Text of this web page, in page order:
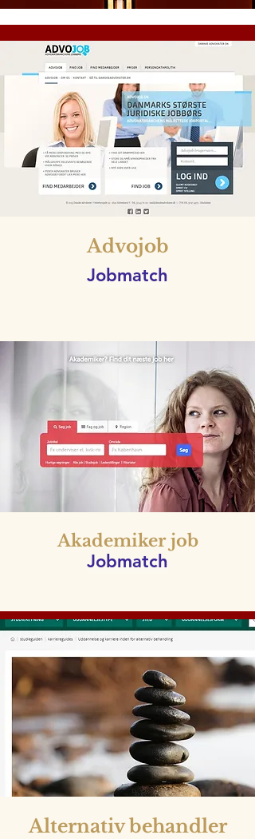
Advojob
Jobmatch
Akademiker job
Jobmatch
Alternativ behandler